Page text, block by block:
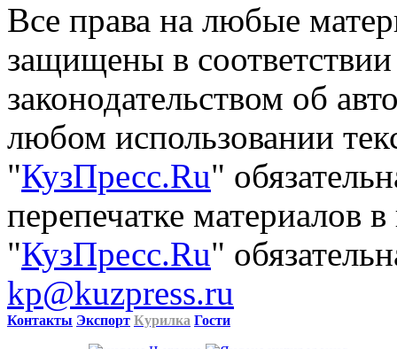
Все права на любые
защищены в
законодательством об
любом использовании
"КузПресс.Ru"
перепечатке материалов
"КузПресс.Ru"
kp@kuzpress.ru
Контакты Экспорт Курилка Гости